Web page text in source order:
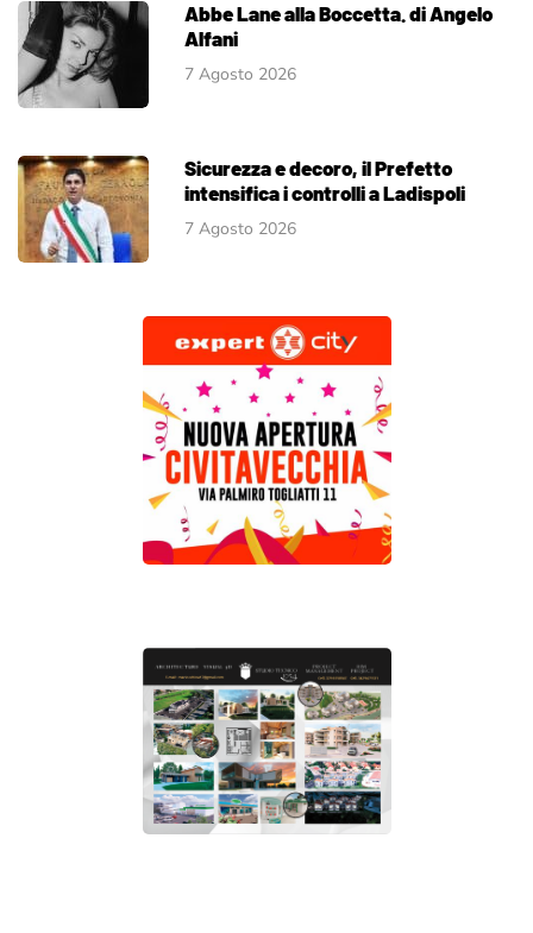
Abbe Lane alla Boccetta. di Angelo
Alfani
7 Agosto 2026
Sicurezza e decoro, il Prefetto
intensifica i controlli a Ladispoli
7 Agosto 2026